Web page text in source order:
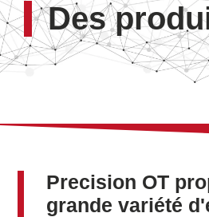
Des
Precision OT
grande variété